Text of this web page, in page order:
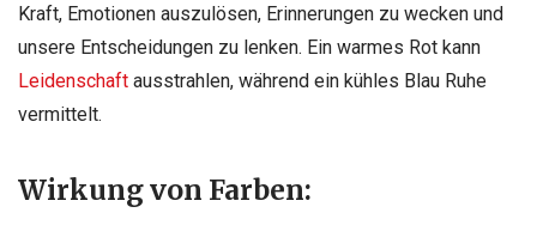
Kraft, Emotionen auszulösen, Erinnerungen zu wecken und
unsere Entscheidungen zu lenken. Ein warmes Rot kann
Leidenschaft ausstrahlen, während ein kühles Blau Ruhe
vermittelt.
Wirkung von Farben: